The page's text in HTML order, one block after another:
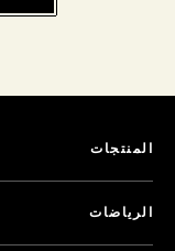
المنتجات
الرياضات